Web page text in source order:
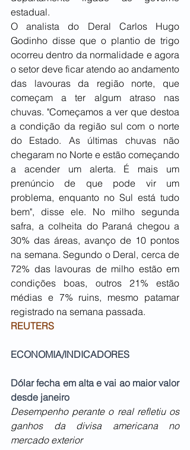
estadual.
O analista do Deral Carlos Hugo
Godinho disse que o plantio de trigo
ocorreu dentro da normalidade e agora
o setor deve ficar atendo ao andamento
das lavouras da região norte, que
começam a ter algum atraso nas
chuvas. "Começamos a ver que destoa
a condição da região sul com o norte
do Estado. As últimas chuvas não
chegaram no Norte e estão começando
a acender um alerta. É mais um
prenúncio de que pode vir um
problema, enquanto no Sul está tudo
bem", disse ele. No milho segunda
safra, a colheita do Paraná chegou a
30% das áreas, avanço de 10 pontos
na semana. Segundo o Deral, cerca de
72% das lavouras de milho estão em
condições boas, outros 21% estão
médias e 7% ruins, mesmo patamar
registrado na semana passada.
REUTERS
ECONOMIA/INDICADORES
Dólar fecha em alta e vai ao maior valor
desde janeiro
Desempenho perante o real refletiu os
ganhos da divisa americana no
mercado exterior